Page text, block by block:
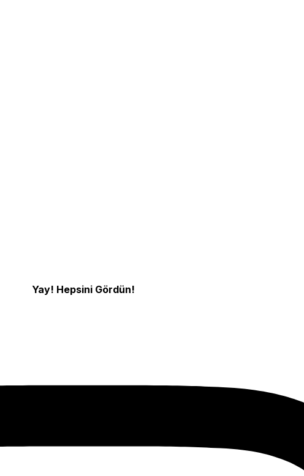
Yay! Hepsini Gördün!